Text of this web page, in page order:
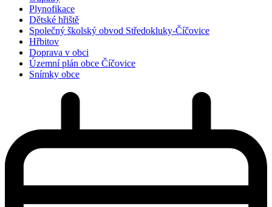
Plynofikace
Dětské hřiště
Společný školský obvod Středokluky-Číčovice
Hřbitov
Doprava v obci
Územní plán obce Číčovice
Snímky obce